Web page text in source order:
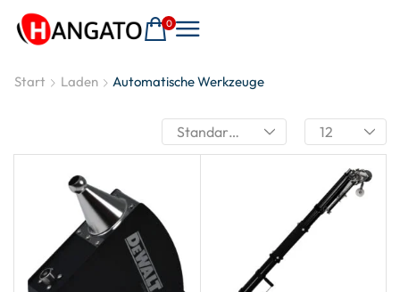
0
Start Laden Automatische Werkzeuge